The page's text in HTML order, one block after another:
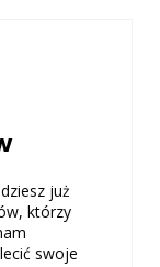
już
którzy
swoje